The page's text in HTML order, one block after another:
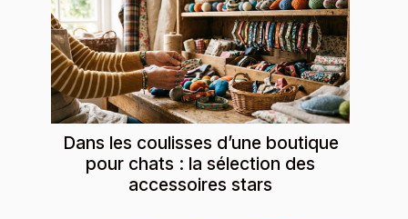
Dans les coulisses d’une boutique
pour chats : la sélection des
accessoires stars